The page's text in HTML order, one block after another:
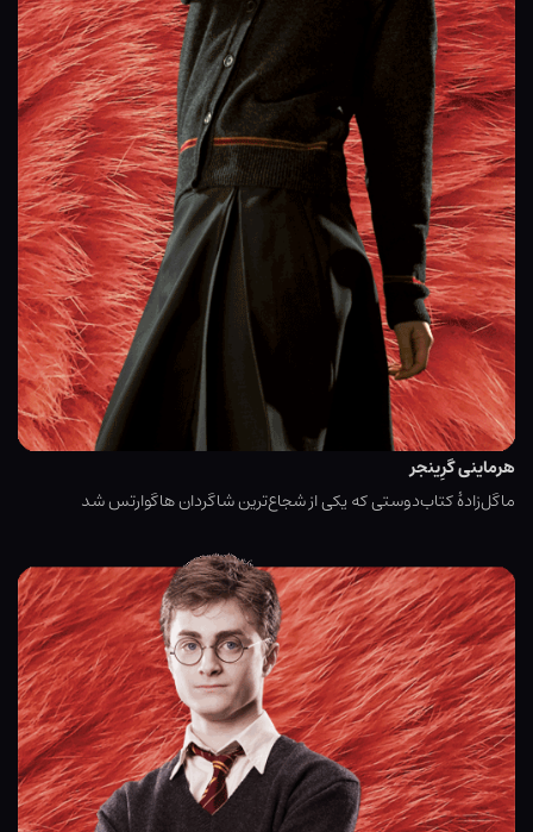
هرماینی گرِینجر
ماگل‌زادهٔ کتاب‌دوستی که یکی از شجاع‌ترین شاگردان هاگوارتس شد